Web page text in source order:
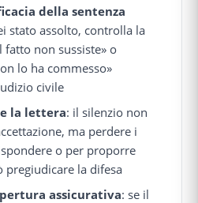
della sentenza
stato assolto, controlla la
non sussiste» o
lo ha commesso»
civile
la lettera: il silenzio non
ma perdere i
o per proporre
pregiudicare la difesa
assicurativa: se il